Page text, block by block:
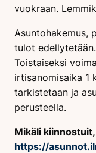
vuokraan.
Asuntohakemus,
tulot
Toistaiseksi
irtisanomisaika 1
tarkistetaan ja
perusteella.
Mikäli
https://